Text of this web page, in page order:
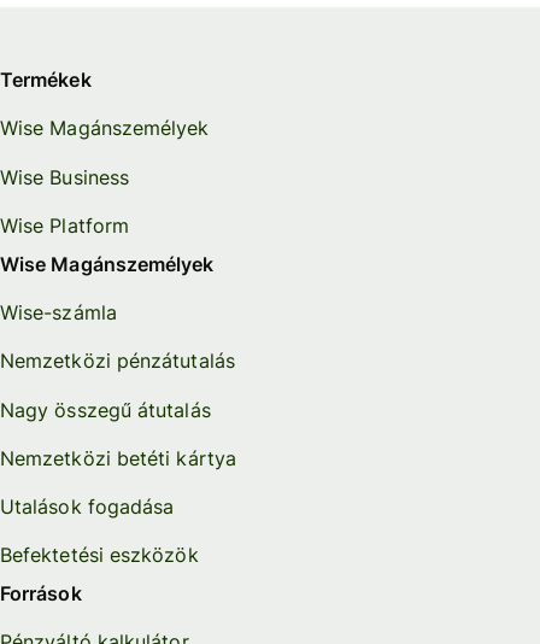
Termékek
Wise Magánszemélyek
Wise Business
Wise Platform
Wise Magánszemélyek
Wise-számla
Nemzetközi pénzátutalás
Nagy összegű átutalás
Nemzetközi betéti kártya
Utalások fogadása
Befektetési eszközök
Források